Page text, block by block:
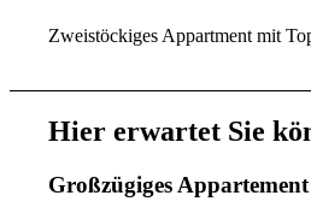
Zweistöckiges Appartment mit
Hier erwartet Sie
Großzügiges